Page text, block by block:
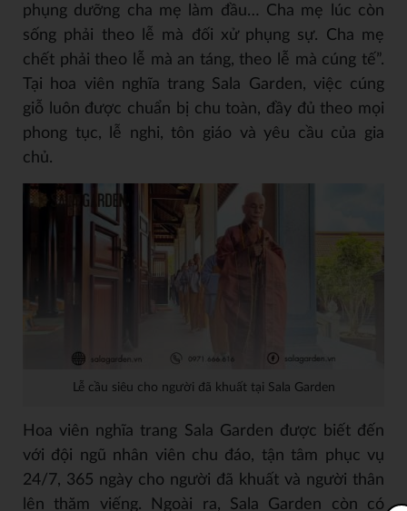
phụng dưỡng cha mẹ làm đầu… Cha mẹ lúc còn
sống phải theo lễ mà đối xử phụng sự. Cha mẹ
chết phải theo lễ mà an táng, theo lễ mà cúng tế”.
Tại hoa viên nghĩa trang Sala Garden, việc cúng
giỗ luôn được chuẩn bị chu toàn, đầy đủ theo mọi
phong tục, lễ nghi, tôn giáo và yêu cầu của gia
chủ.
Lễ cầu siêu cho người đã khuất tại Sala Garden
Hoa viên nghĩa trang Sala Garden được biết đến
với đội ngũ nhân viên chu đáo, tận tâm phục vụ
24/7, 365 ngày cho người đã khuất và người thân
lên thăm viếng. Ngoài ra, Sala Garden còn có